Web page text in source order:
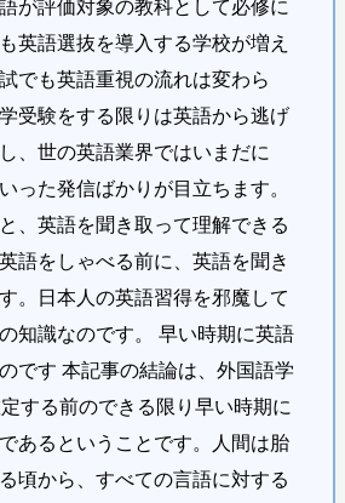
が評価対象の教科として必修に
英語選抜を導入する学校が増え
でも英語重視の流れは変わら
受験をする限りは英語から逃げ
、世の英語業界ではいまだに
った発信ばかりが目立ちます。
、英語を聞き取って理解できる
語をしゃべる前に、英語を聞き
。日本人の英語習得を邪魔して
知識なのです。 早い時期に英語
です 本記事の結論は、外国語学
する前のできる限り早い時期に
あるということです。人間は胎
頃から、すべての言語に対する